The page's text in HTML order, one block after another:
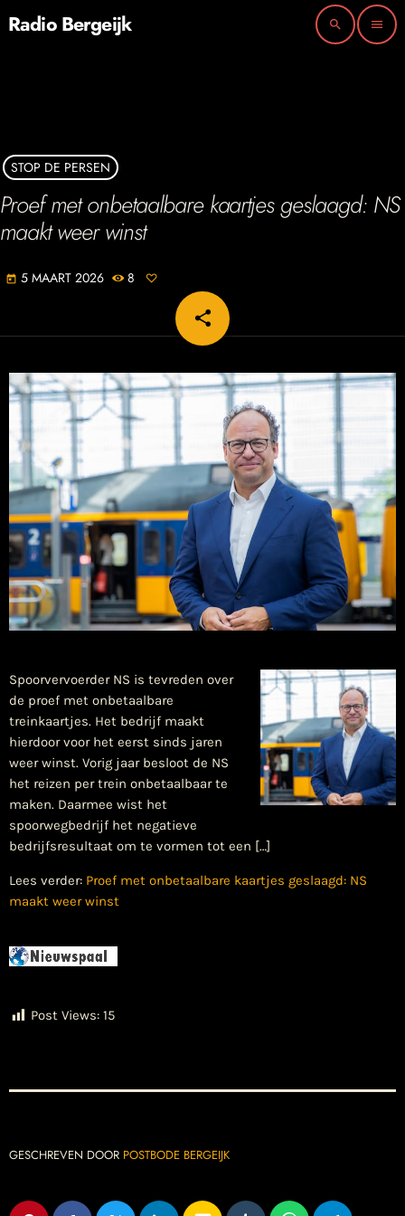
Radio Bergeijk search menu
STOP DE PERSEN
Proef met onbetaalbare kaartjes geslaagd: NS
maakt weer winst
today 5 MAART 2026 8
share
email
Spoorvervoerder NS is tevreden over
de proef met onbetaalbare
treinkaartjes. Het bedrijf maakt
hierdoor voor het eerst sinds jaren
weer winst. Vorig jaar besloot de NS
het reizen per trein onbetaalbaar te
maken. Daarmee wist het
spoorwegbedrijf het negatieve
bedrijfsresultaat om te vormen tot een […]
Lees verder: Proef met onbetaalbare kaartjes geslaagd: NS
maakt weer winst
Post Views: 15
GESCHREVEN DOOR POSTBODE BERGEIJK